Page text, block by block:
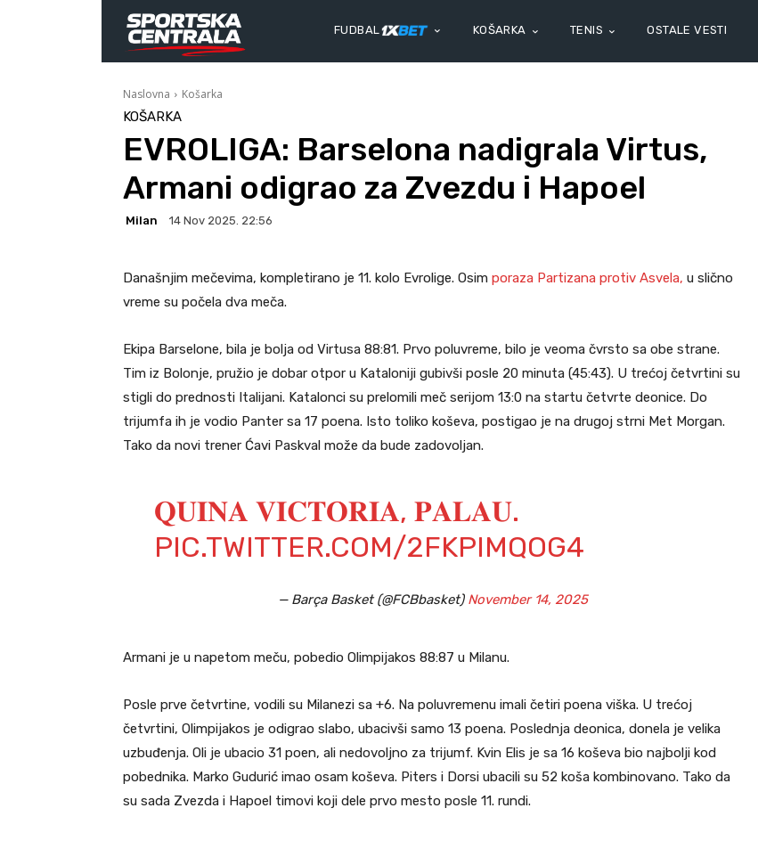
FUDBAL KOŠARKA TENIS OSTALE VESTI
Naslovna Košarka
KOŠARKA
EVROLIGA: Barselona nadigrala Virtus,
Armani odigrao za Zvezdu i Hapoel
Milan 14 Nov 2025. 22:56
Današnjim mečevima, kompletirano je 11. kolo Evrolige. Osim poraza Partizana protiv Asvela, u slično
vreme su počela dva meča.
Ekipa Barselone, bila je bolja od Virtusa 88:81. Prvo poluvreme, bilo je veoma čvrsto sa obe strane.
Tim iz Bolonje, pružio je dobar otpor u Kataloniji gubivši posle 20 minuta (45:43). U trećoj četvrtini su
stigli do prednosti Italijani. Katalonci su prelomili meč serijom 13:0 na startu četvrte deonice. Do
trijumfa ih je vodio Panter sa 17 poena. Isto toliko koševa, postigao je na drugoj strni Met Morgan.
Tako da novi trener Ćavi Paskval može da bude zadovoljan.
𝐐𝐔𝐈𝐍𝐀 𝐕𝐈𝐂𝐓𝐎̀𝐑𝐈𝐀, 𝐏𝐀𝐋𝐀𝐔.
PIC.TWITTER.COM/2FKPIMQOG4
— Barça Basket (@FCBbasket) November 14, 2025
Armani je u napetom meču, pobedio Olimpijakos 88:87 u Milanu.
Posle prve četvrtine, vodili su Milanezi sa +6. Na poluvremenu imali četiri poena viška. U trećoj
četvrtini, Olimpijakos je odigrao slabo, ubacivši samo 13 poena. Poslednja deonica, donela je velika
uzbuđenja. Oli je ubacio 31 poen, ali nedovoljno za trijumf. Kvin Elis je sa 16 koševa bio najbolji kod
pobednika. Marko Gudurić imao osam koševa. Piters i Dorsi ubacili su 52 koša kombinovano. Tako da
su sada Zvezda i Hapoel timovi koji dele prvo mesto posle 11. rundi.